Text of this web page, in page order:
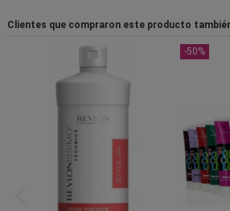
Clientes que compraron este producto
-50%